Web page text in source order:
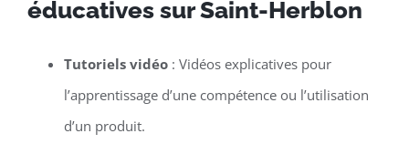
éducatives sur Saint-Herblon
Tutoriels vidéo: Vidéos explicatives pour
l’apprentissage d’une compétence ou l’utilisation
d’un produit.